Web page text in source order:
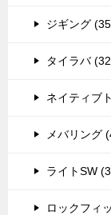
ジギング
タイラバ
ネイティブ
メバリング
ライトSW
ロックフィ